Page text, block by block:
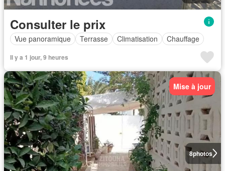
Consulter le prix
Vue panoramique Terrasse Climatisation Chauffage
Il y a 1 jour, 9 heures
8photos
Mise à jour